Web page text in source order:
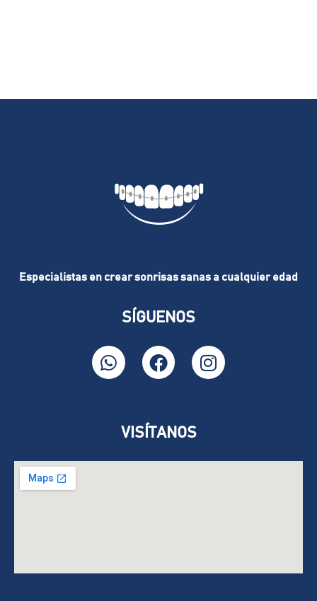
Especialistas en crear sonrisas sanas a cualquier edad
SÍGUENOS
VISÍTANOS